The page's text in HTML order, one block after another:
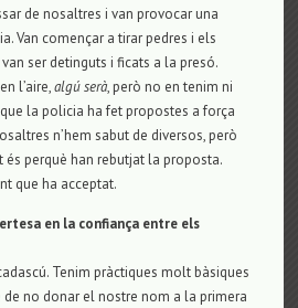
de nosaltres i van provocar una
Van començar a tirar pedres i els
ser detinguts i ficats a la presó.
l’aire,algú serà, però no en tenim ni
la policia ha fet propostes a força
n’hem sabut de diversos, però
perquè han rebutjat la proposta.
que ha acceptat.
en la confiança entre els
Tenim pràctiques molt bàsiques
no donar el nostre nom a la primera